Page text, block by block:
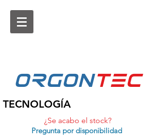
ORGONtEc
TECNOLOGÍA
¿Se acabo el stock?
Pregunta por disponibilidad